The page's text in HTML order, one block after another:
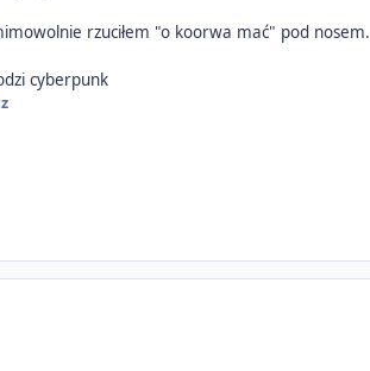
rzuciłem "o koorwa mać" pod nosem.
cyberpunk